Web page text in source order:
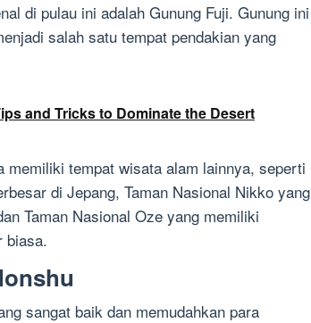
di pulau ini adalah Gunung Fuji. Gunung ini
salah satu tempat pendakian yang
and Tricks to Dominate the Desert
memiliki tempat wisata alam lainnya, seperti
di Jepang, Taman Nasional Nikko yang
Taman Nasional Oze yang memiliki
biasa.
sangat baik dan memudahkan para